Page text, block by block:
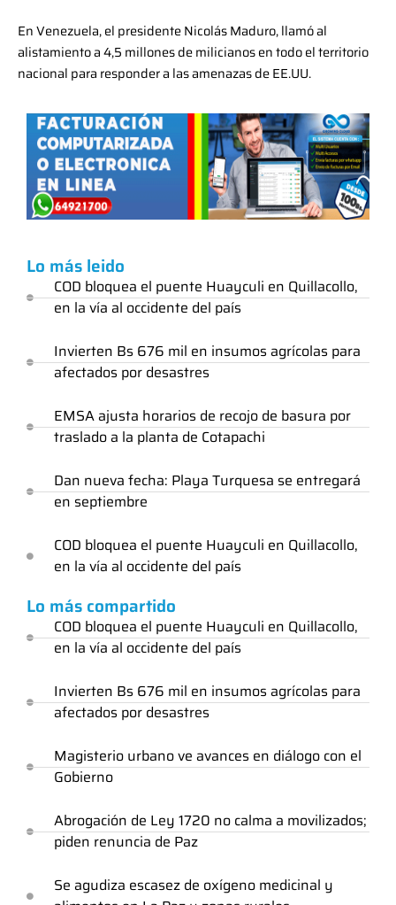
En Venezuela, el presidente Nicolás Maduro, llamó al
alistamiento a 4,5 millones de milicianos en todo el territorio
nacional para responder a las amenazas de EE.UU.
Lo más leido
COD bloquea el puente Huayculi en Quillacollo,
en la vía al occidente del país
Invierten Bs 676 mil en insumos agrícolas para
afectados por desastres
EMSA ajusta horarios de recojo de basura por
traslado a la planta de Cotapachi
Dan nueva fecha: Playa Turquesa se entregará
en septiembre
COD bloquea el puente Huayculi en Quillacollo,
en la vía al occidente del país
Lo más compartido
COD bloquea el puente Huayculi en Quillacollo,
en la vía al occidente del país
Invierten Bs 676 mil en insumos agrícolas para
afectados por desastres
Magisterio urbano ve avances en diálogo con el
Gobierno
Abrogación de Ley 1720 no calma a movilizados;
piden renuncia de Paz
Se agudiza escasez de oxígeno medicinal y